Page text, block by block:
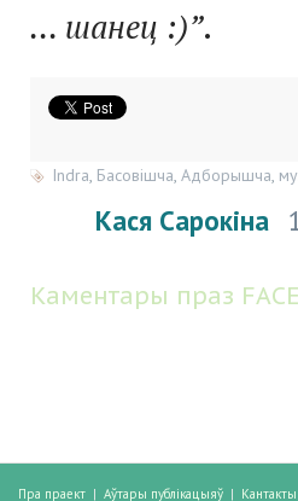
... шанец :)”.
Indra Басовішча Адборышча
Кася Сарокіна
Каментары праз
Пра праект | Аўтары публікацыяў | Кантакты